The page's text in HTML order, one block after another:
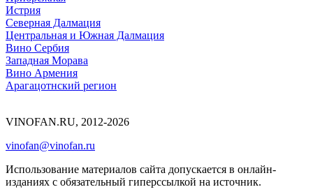
Истрия
Северная Далмация
Центральная и Южная Далмация
Вино Сербия
Западная Морава
Вино Армения
Арагацотнский регион
VINOFAN.RU, 2012-2026
vinofan@vinofan.ru
Использование материалов сайта допускается в онлайн-
изданиях с обязательный гиперссылкой на источник.